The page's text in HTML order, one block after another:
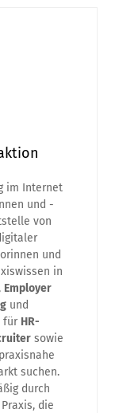
im Internet
und -
von
und
in
, Employer
und
für HR-
sowie
suchen.
durch
die